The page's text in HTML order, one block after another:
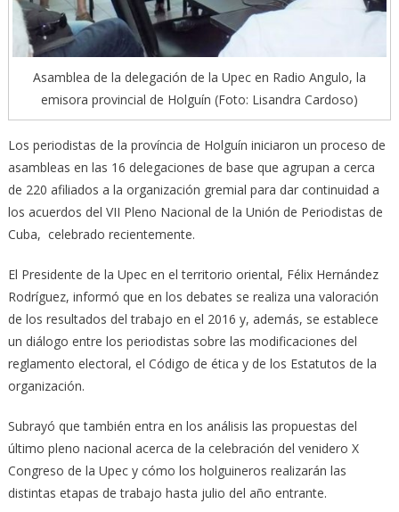
Asamblea de la delegación de la Upec en Radio Angulo, la
emisora provincial de Holguín (Foto: Lisandra Cardoso)
Los periodistas de la província de Holguín iniciaron un proceso de
asambleas en las 16 delegaciones de base que agrupan a cerca
de 220 afiliados a la organización gremial para dar continuidad a
los acuerdos del VII Pleno Nacional de la Unión de Periodistas de
Cuba, celebrado recientemente.
El Presidente de la Upec en el territorio oriental, Félix Hernández
Rodríguez, informó que en los debates se realiza una valoración
de los resultados del trabajo en el 2016 y, además, se establece
un diálogo entre los periodistas sobre las modificaciones del
reglamento electoral, el Código de ética y de los Estatutos de la
organización.
Subrayó que también entra en los análisis las propuestas del
último pleno nacional acerca de la celebración del venidero X
Congreso de la Upec y cómo los holguineros realizarán las
distintas etapas de trabajo hasta julio del año entrante.